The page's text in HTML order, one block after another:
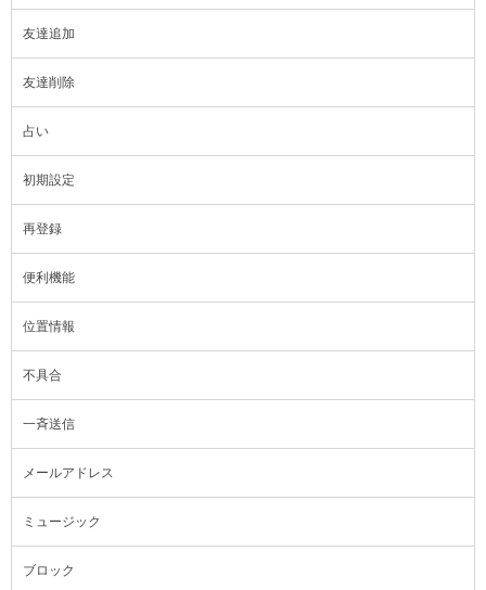
友達追加
友達削除
占い
初期設定
再登録
便利機能
位置情報
不具合
一斉送信
メールアドレス
ミュージック
ブロック